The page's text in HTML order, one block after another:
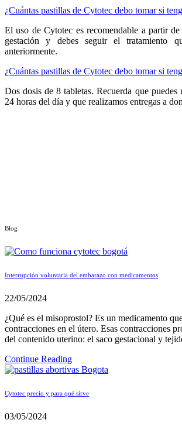
¿Cuántas pastillas de Cytotec debo tomar si
El uso de Cytotec es recomendable a partir de
gestación y debes seguir el tratamiento
anteriormente.
¿Cuántas pastillas de Cytotec debo tomar si
Dos dosis de 8 tabletas. Recuerda que puedes
24 horas del día y que realizamos entregas a
Blog
Interrupción voluntaria del embarazo con medicamentos
22/05/2024
¿Qué es el misoprostol? Es un medicamento
contracciones en el útero. Esas contracciones
del contenido uterino: el saco gestacional y
Continue Reading
Cytotec precio y para qué sirve
03/05/2024